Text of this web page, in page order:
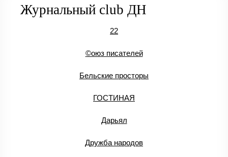
Журнальный club ДН
22
©оюз писателей
Бельские просторы
ГОСТИНАЯ
Дарьял
Дружба народов